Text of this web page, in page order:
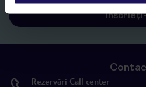
Rezervări Call center